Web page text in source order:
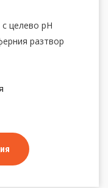
целево pH
разтвор